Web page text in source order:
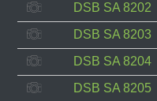
DSB SA 8202
DSB SA 8203
DSB SA 8204
DSB SA 8205